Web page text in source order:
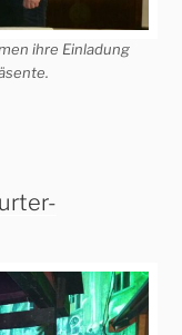
ihre Einladung